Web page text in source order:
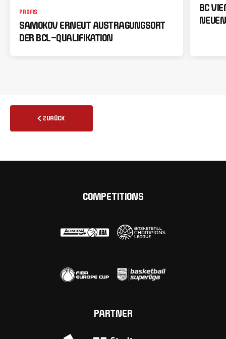
PROFIS
SAMOKOV ERNEUT AUSTRAGUNGSORT
DER BCL-QUALIFIKATION
BC
ZURÜCK
COMPETITIONS
PARTNER